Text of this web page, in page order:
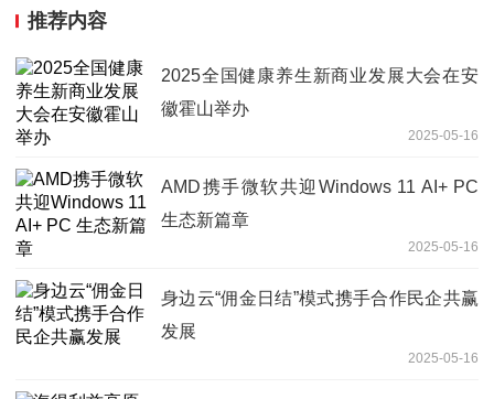
推荐内容
2025全国健康养生新商业发展大会在安
徽霍山举办
2025-05-16
AMD携手微软共迎Windows 11 AI+ PC
生态新篇章
2025-05-16
身边云“佣金日结”模式携手合作民企共赢
发展
2025-05-16